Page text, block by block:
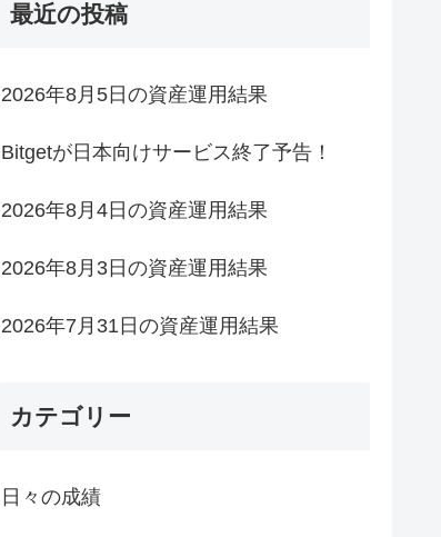
最近の投稿
2026年8月5日の資産運用結果
Bitgetが日本向けサービス終了予告！
2026年8月4日の資産運用結果
2026年8月3日の資産運用結果
2026年7月31日の資産運用結果
カテゴリー
日々の成績